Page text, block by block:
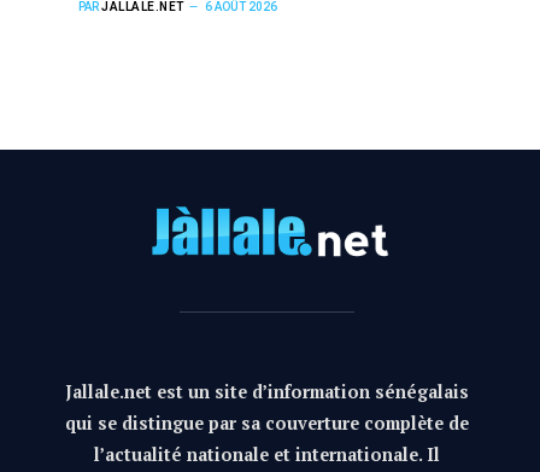
PARJALLALE.NET 6 AOÛT 2026
Jallale.net est un site d’information sénégalais
qui se distingue par sa couverture complète de
l’actualité nationale et internationale. Il